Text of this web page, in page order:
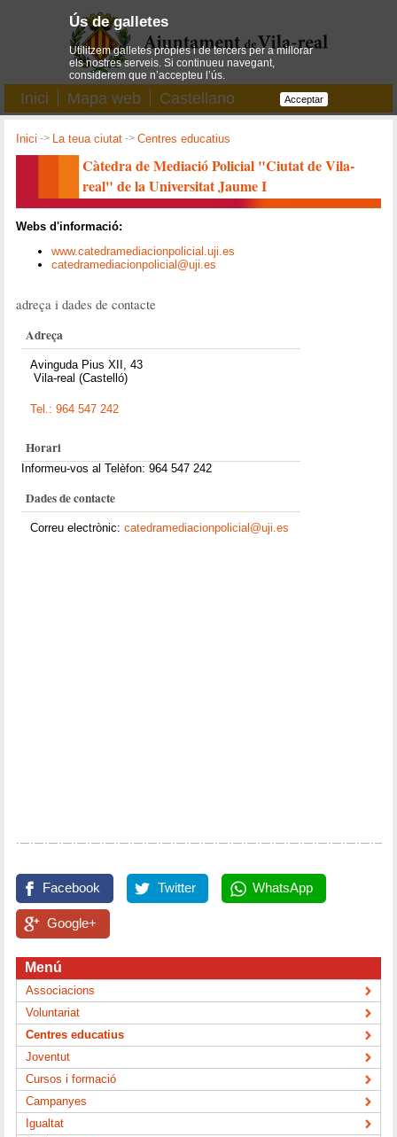
Inici Mapa web Castellano
Inici -> La teua ciutat ->Centres educatius
Càtedra de Mediació Policial "Ciutat de Vila-
real" de la Universitat Jaume I
Webs d'informació:
www.catedramediacionpolicial.uji.es
catedramediacionpolicial@uji.es
adreça i dades de contacte
Adreça
Avinguda Pius XII, 43
Vila-real (Castelló)
Tel.: 964 547 242
Horari
Informeu-vos al Telèfon: 964 547 242
Dades de contacte
Correu electrònic:catedramediacionpolicial@uji.es
Facebook Twitter WhatsApp
Google+
Menú
Associacions
Voluntariat
Centres educatius
Joventut
Cursos i formació
Campanyes
Igualtat
Ús de galletes
Utilitzem galletes pròpies i de tercers per a millorar
els nostres serveis. Si continueu navegant,
considerem que n’accepteu l’ús.
Acceptar